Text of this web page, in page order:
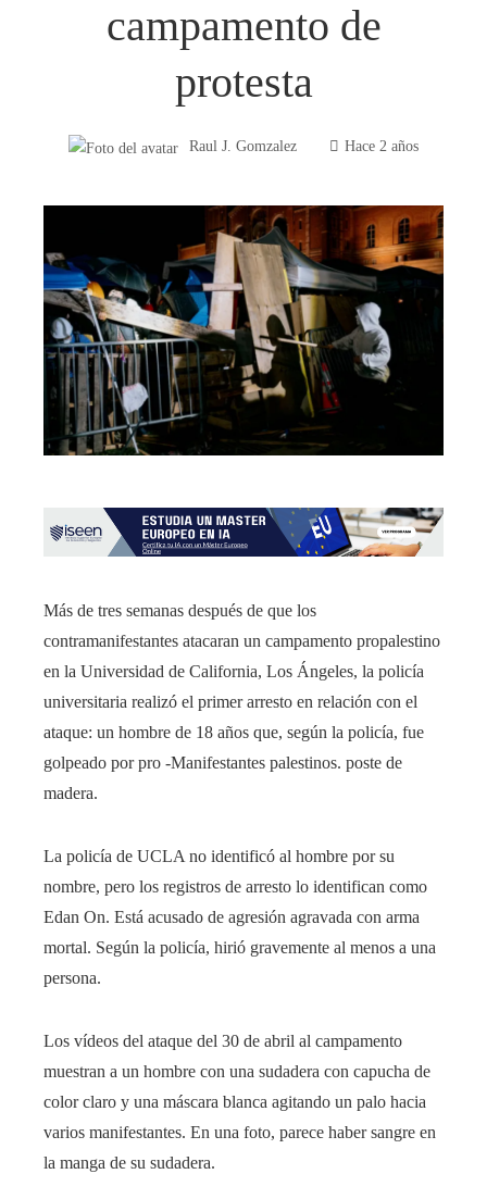
campamento de
protesta
Raul J. Gomzalez Hace 2 años
Más de tres semanas después de que los
contramanifestantes atacaran un campamento propalestino
en la Universidad de California, Los Ángeles, la policía
universitaria realizó el primer arresto en relación con el
ataque: un hombre de 18 años que, según la policía, fue
golpeado por pro -Manifestantes palestinos. poste de
madera.
La policía de UCLA no identificó al hombre por su
nombre, pero los registros de arresto lo identifican como
Edan On. Está acusado de agresión agravada con arma
mortal. Según la policía, hirió gravemente al menos a una
persona.
Los vídeos del ataque del 30 de abril al campamento
muestran a un hombre con una sudadera con capucha de
color claro y una máscara blanca agitando un palo hacia
varios manifestantes. En una foto, parece haber sangre en
la manga de su sudadera.